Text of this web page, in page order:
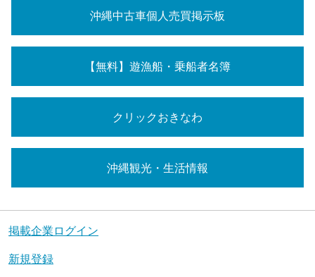
沖縄中古車個人売買掲示板
【無料】遊漁船・乗船者名簿
クリックおきなわ
沖縄観光・生活情報
掲載企業ログイン
新規登録